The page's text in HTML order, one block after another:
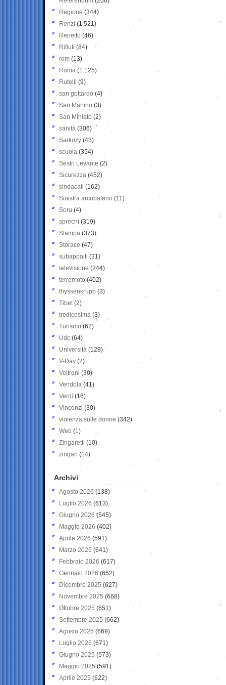
Regione (344)
Renzi (1.521)
Repetto (46)
Rifiuti (84)
rom (13)
Roma (1.125)
Rutelli (9)
san gottardo (4)
San Martino (3)
San Miniato (2)
sanità (306)
Sarkozy (43)
scuola (354)
Sestri Levante (2)
Sicurezza (452)
sindacati (162)
Sinistra arcobaleno (11)
Soru (4)
sprechi (319)
Stampa (373)
Storace (47)
subappalti (31)
televisione(244)
terremoto (402)
thyssenkrupp (3)
Tibet(2)
tredicesima (3)
Turismo (62)
Udc (64)
Università (128)
V-Day (2)
Veltroni (30)
Vendola (41)
Verdi (16)
Vincenzi (30)
violenza sulle donne (342)
Web (1)
Zingaretti (10)
zingari (14)
Archivi
Agosto 2026 (138)
Luglio 2026 (613)
Giugno 2026 (545)
Maggio 2026 (402)
Aprile 2026 (591)
Marzo 2026 (641)
Febbraio 2026 (617)
Gennaio 2026 (652)
Dicembre 2025 (627)
Novembre 2025 (668)
Ottobre 2025 (651)
Settembre 2025 (662)
Agosto 2025 (669)
Luglio 2025 (671)
Giugno 2025 (573)
Maggio 2025 (591)
Aprile 2025 (622)